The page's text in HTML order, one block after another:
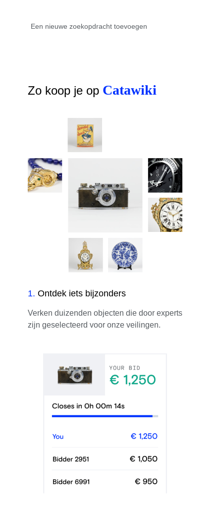
Zo koop je op Catawiki
1. Ontdek iets bijzonders
Verken duizenden objecten die door experts
zijn geselecteerd voor onze veilingen.